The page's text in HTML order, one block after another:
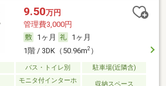
9.50万円
管理費3,000円
1ヶ月
1ヶ月
1階 / 3DK（50.96m2）
バス・トイレ別 駐車場(近隣含)
モニタ付インターホ
収納スペース